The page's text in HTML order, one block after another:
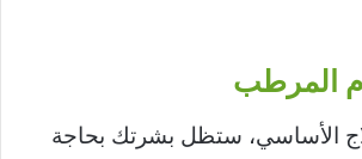
الأساسي، ستظل بشرتك بحاجة